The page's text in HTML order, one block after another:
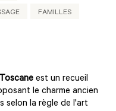
FAMILLES
est un recueil
le charme ancien
selon la règle de l'art